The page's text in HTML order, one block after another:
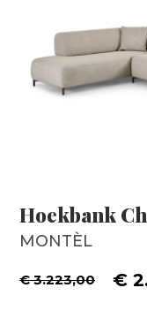
Hoekbank
MONTÈL
€ 3.223,00 €